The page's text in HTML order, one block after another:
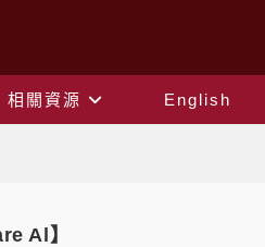
相關資源 English
Al】